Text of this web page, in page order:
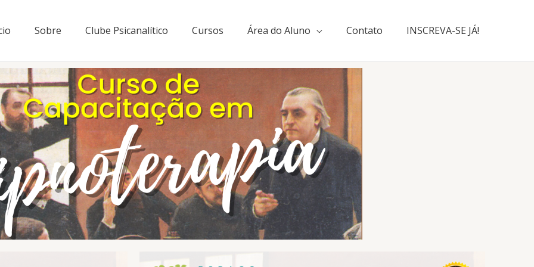
Sobre Clube Psicanalítico Cursos Área do Aluno Contato INSCREVA-SE JÁ!